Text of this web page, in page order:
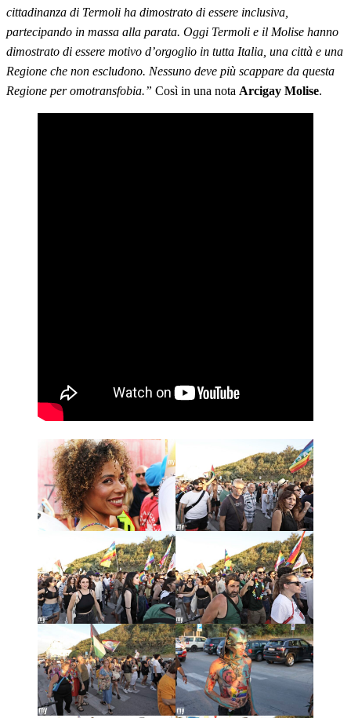
cittadinanza di Termoli ha dimostrato di essere inclusiva,
partecipando in massa alla parata. Oggi Termoli e il Molise hanno
dimostrato di essere motivo d’orgoglio in tutta Italia, una città e una
Regione che non escludono. Nessuno deve più scappare da questa
Regione per omotransfobia.” Così in una nota Arcigay Molise.